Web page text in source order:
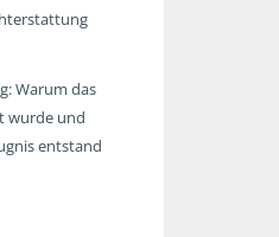
Warum das
wurde und
entstand